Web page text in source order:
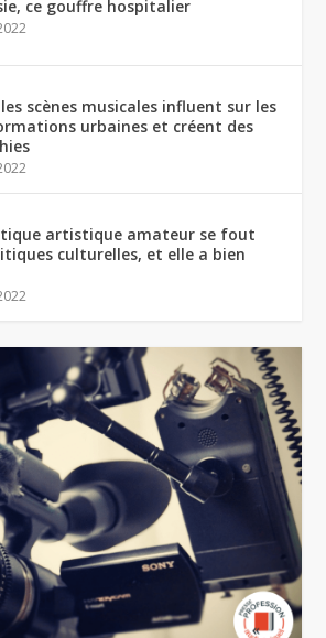
ce gouffre hospitalier
scènes musicales influent sur les
urbaines et créent des
artistique amateur se fout
culturelles, et elle a bien